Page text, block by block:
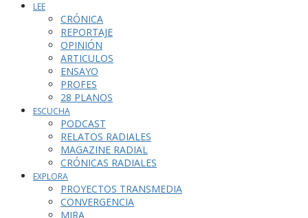
LEE
CRÓNICA
REPORTAJE
OPINIÓN
ARTICULOS
ENSAYO
PROFES
28 PLANOS
ESCUCHA
PODCAST
RELATOS RADIALES
MAGAZINE RADIAL
CRÓNICAS RADIALES
EXPLORA
PROYECTOS TRANSMEDIA
CONVERGENCIA
MIRA